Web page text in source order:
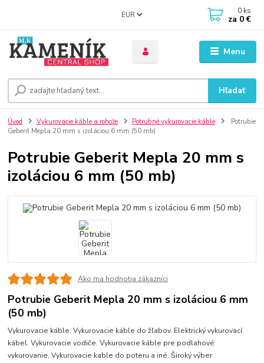
Menu
EUR
Hľadať
0 ks
za 0 €
Úvod Vykurovacie káble a rohože Potrubné vykurovacie káble
Potrubie
Geberit Mepla 20 mm s izoláciou 6 mm (50 mb)
Potrubie Geberit Mepla 20 mm s
izoláciou 6 mm (50 mb)
Ako ma hodnotia zákazníci
Potrubie Geberit Mepla 20 mm s izoláciou 6 mm
(50 mb)
Vykurovacie káble. Vykurovacie káble do žľabov. Elektrický vykurovací
kábel. Vykurovacie vodiče. Vykurovacie káble pre podlahové
vykurovanie. Vykurovacie kable do poteru a iné. Široký výber